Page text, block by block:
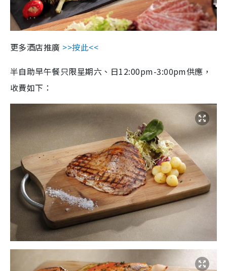
更多酒店推廣 >>按此<<
半自助早午餐只限星期六、日12:00pm-3:00pm供應，
收費如下：